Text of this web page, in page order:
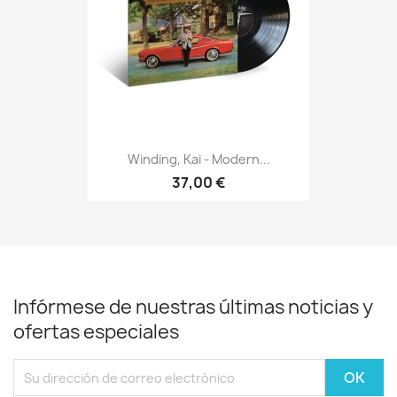
Winding, Kai - Modern...
37,00 €
Infórmese de nuestras últimas noticias y
ofertas especiales